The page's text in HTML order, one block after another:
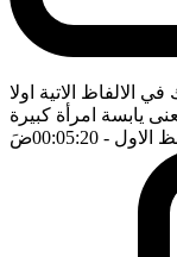
الالفاظ الاتية اولا
يابسة امرأة كبيرة
الاول - 00:05:20 ضَ